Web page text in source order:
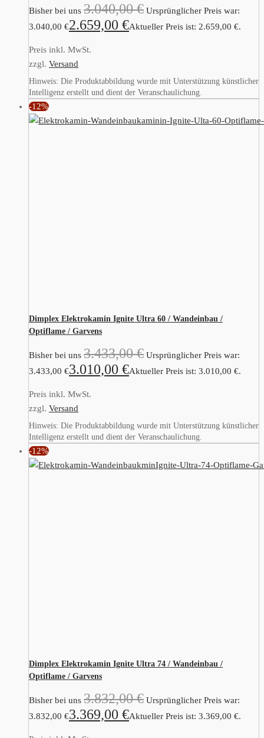
Bisher bei uns 3.040,00€ Ursprünglicher Preis war:
3.040,00 €2.659,00 €Aktueller Preis ist: 2.659,00 €.
Preis inkl. MwSt.
zzgl. Versand
Hinweis: Die Produktabbildung wurde mit Unterstützung künstlicher
Intelligenz erstellt und dient der Veranschaulichung.
-12%
Dimplex Elektrokamin Ignite Ultra 60 / Wandeinbau /
Optiflame / Garvens
Bisher bei uns 3.433,00€ Ursprünglicher Preis war:
3.433,00 €3.010,00 €Aktueller Preis ist: 3.010,00 €.
Preis inkl. MwSt.
zzgl. Versand
Hinweis: Die Produktabbildung wurde mit Unterstützung künstlicher
Intelligenz erstellt und dient der Veranschaulichung.
-12%
Dimplex Elektrokamin Ignite Ultra 74 / Wandeinbau /
Optiflame / Garvens
Bisher bei uns 3.832,00€ Ursprünglicher Preis war:
3.832,00 €3.369,00 €Aktueller Preis ist: 3.369,00 €.